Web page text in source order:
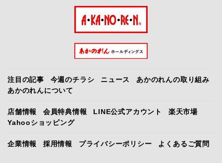
注目の記事 今週のチラシ ニュース
あかのれんの取り組み
あかのれんについて
店舗情報 会員特典情報 LINE公式アカウント
楽天市場
Yahooショッピング
企業情報 採用情報 プライバシーポリシー よくあるご質問